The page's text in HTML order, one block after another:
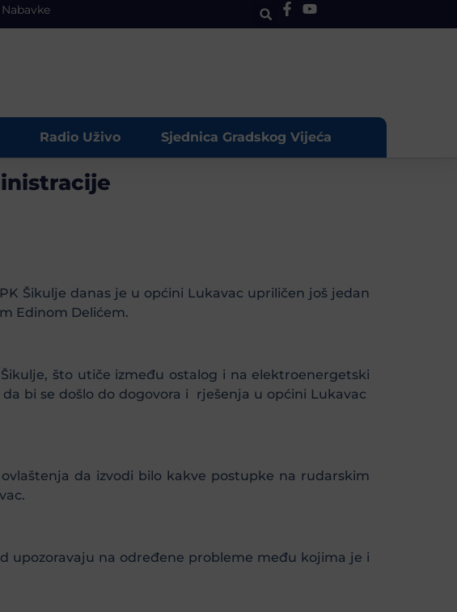
Radio Uživo Sjednica Gradskog Vijeća
Šikulje danas je u općini Lukavac upriličen još jedan
Edinom Delićem.
što utiče između ostalog i na elektroenergetski
bi se došlo do dogovora i rješenja u općini Lukavac
da izvodi bilo kakve postupke na rudarskim
upozoravaju na određene probleme među kojima je i